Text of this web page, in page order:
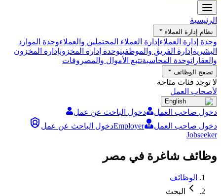
الرئيسية
نظام إدارة العملاء
وحدة إدارة العملاء إدارة العملاء المحتملين والعملاءوحدة الموارد
البشرية إدارة الفريق والموظفينوحدة إدارة المخزونإدارة المخزون
والعقاراتوحدة المحاسبةتتبع الأموال والمصروفات
تصفح الوظائف
لا توجد فئات متاحة
لأصحاب العمل
English
دخول صاحب العمل
دخول الباحث عن عمل
دخول صاحب العمل
Employerدخول الباحث عن عمل
Jobseeker
وظائف شاغرة في مصر
الوظائف
البحث